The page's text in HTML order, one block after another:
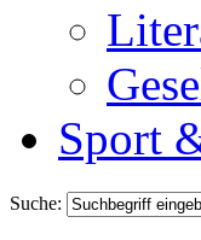
Sport
Suche: